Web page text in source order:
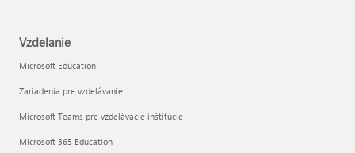
Vzdelanie
Microsoft Education
Zariadenia pre vzdelávanie
Microsoft Teams pre vzdelávacie inštitúcie
Microsoft 365 Education